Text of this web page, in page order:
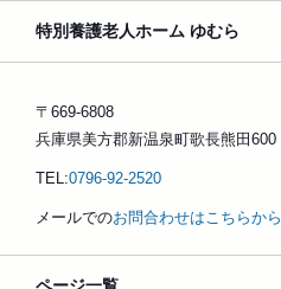
特別養護老人ホーム ゆむら
〒669-6808
兵庫県美方郡新温泉町歌長熊田600
TEL:0796-92-2520
メールでのお問合わせはこちらから